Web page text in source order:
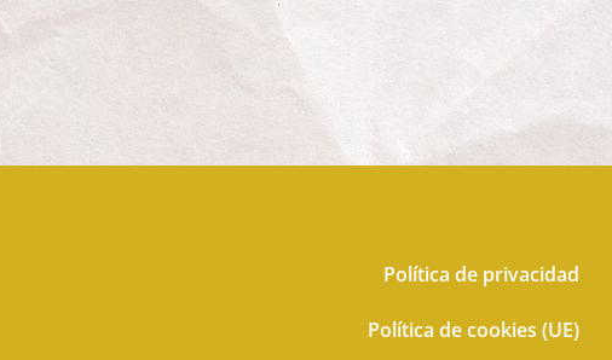
Política de privacidad
Política de cookies (UE)